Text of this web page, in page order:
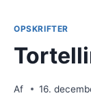
OPSKRIFTER
Af 16.